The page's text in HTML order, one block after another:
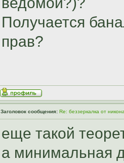
Получается
прав?
Заголовок сообщения: Re: беззеркалка от
еще такой
а минимальная